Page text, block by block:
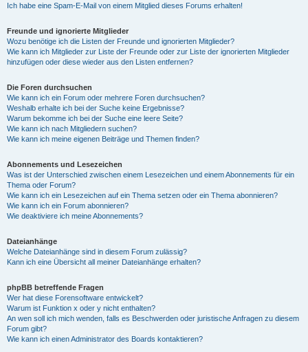
Ich habe eine Spam-E-Mail von einem Mitglied dieses Forums erhalten!
Freunde und ignorierte Mitglieder
Wozu benötige ich die Listen der Freunde und ignorierten Mitglieder?
Wie kann ich Mitglieder zur Liste der Freunde oder zur Liste der ignorierten Mitglieder
hinzufügen oder diese wieder aus den Listen entfernen?
Die Foren durchsuchen
Wie kann ich ein Forum oder mehrere Foren durchsuchen?
Weshalb erhalte ich bei der Suche keine Ergebnisse?
Warum bekomme ich bei der Suche eine leere Seite?
Wie kann ich nach Mitgliedern suchen?
Wie kann ich meine eigenen Beiträge und Themen finden?
Abonnements und Lesezeichen
Was ist der Unterschied zwischen einem Lesezeichen und einem Abonnements für ein
Thema oder Forum?
Wie kann ich ein Lesezeichen auf ein Thema setzen oder ein Thema abonnieren?
Wie kann ich ein Forum abonnieren?
Wie deaktiviere ich meine Abonnements?
Dateianhänge
Welche Dateianhänge sind in diesem Forum zulässig?
Kann ich eine Übersicht all meiner Dateianhänge erhalten?
phpBB betreffende Fragen
Wer hat diese Forensoftware entwickelt?
Warum ist Funktion x oder y nicht enthalten?
An wen soll ich mich wenden, falls es Beschwerden oder juristische Anfragen zu diesem
Forum gibt?
Wie kann ich einen Administrator des Boards kontaktieren?